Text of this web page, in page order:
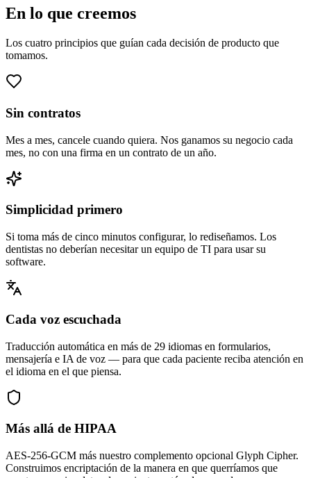
En lo que creemos
Los cuatro principios que guían cada decisión de producto que
tomamos.
Sin contratos
Mes a mes, cancele cuando quiera. Nos ganamos su negocio cada
mes, no con una firma en un contrato de un año.
Simplicidad primero
Si toma más de cinco minutos configurar, lo rediseñamos. Los
dentistas no deberían necesitar un equipo de TI para usar su
software.
Cada voz escuchada
Traducción automática en más de 29 idiomas en formularios,
mensajería e IA de voz — para que cada paciente reciba atención en
el idioma en el que piensa.
Más allá de HIPAA
AES-256-GCM más nuestro complemento opcional Glyph Cipher.
Construimos encriptación de la manera en que querríamos que